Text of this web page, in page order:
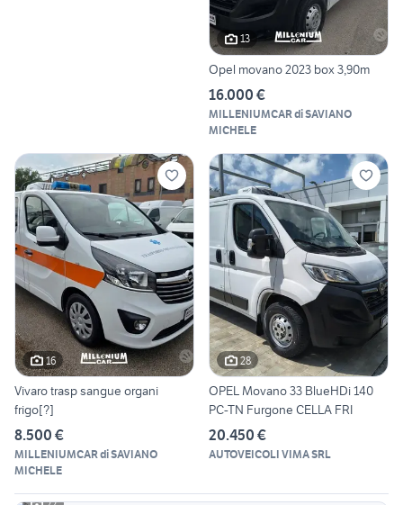
13
Opel movano 2023 box 3,90m
16.000 €
MILLENIUMCAR di SAVIANO
MICHELE
16
Vivaro trasp sangue organi
frigo[?]
8.500 €
MILLENIUMCAR di SAVIANO
MICHELE
28
OPEL Movano 33 BlueHDi 140
PC-TN Furgone CELLA FRI
20.450 €
AUTOVEICOLI VIMA SRL